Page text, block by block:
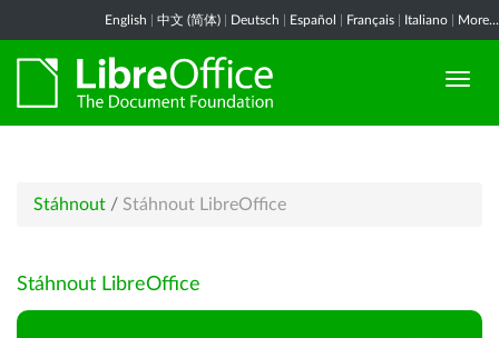
English 中文 (简体) Deutsch Español Français Italiano More...
Stáhnout / Stáhnout LibreOffice
Stáhnout LibreOffice